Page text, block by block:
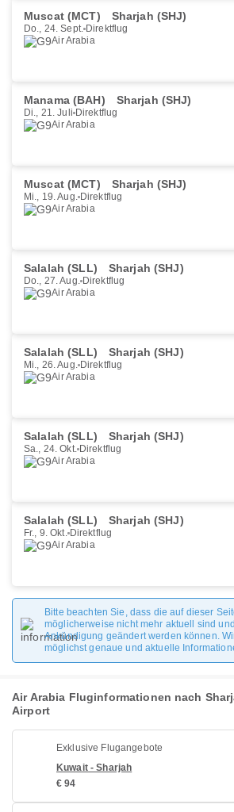
Muscat (MCT) Sharjah (SHJ)
Do., 24. Sept. Direktflug
Air Arabia
Manama (BAH) Sharjah (SHJ)
Di., 21. Juli Direktflug
Air Arabia
Muscat (MCT) Sharjah (SHJ)
Mi., 19. Aug. Direktflug
Air Arabia
Salalah (SLL) Sharjah (SHJ)
Do., 27. Aug. Direktflug
Air Arabia
Salalah (SLL) Sharjah (SHJ)
Mi., 26. Aug. Direktflug
Air Arabia
Salalah (SLL) Sharjah (SHJ)
Sa., 24. Okt. Direktflug
Air Arabia
Salalah (SLL) Sharjah (SHJ)
Fr., 9. Okt. Direktflug
Air Arabia
Bitte beachten Sie, dass die auf dieser
möglicherweise nicht mehr aktuell sind
Ankündigung geändert werden können.
möglichst genaue und aktuelle
Air Arabia Fluginformationen nach
Airport
Exklusive Flugangebote
Kuwait - Sharjah
€ 94